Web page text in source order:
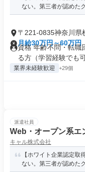
ない。第三者が認めた
〒221-0835神奈川県
月給30万円～60万円
資格 年齢不問・転
る方（学習経験でも可
業界未経験歓迎 +29個
派遣社員
Web・オープン系エ
キャル株式会社
【ホワイト企業認定取
ない。第三者が認めた